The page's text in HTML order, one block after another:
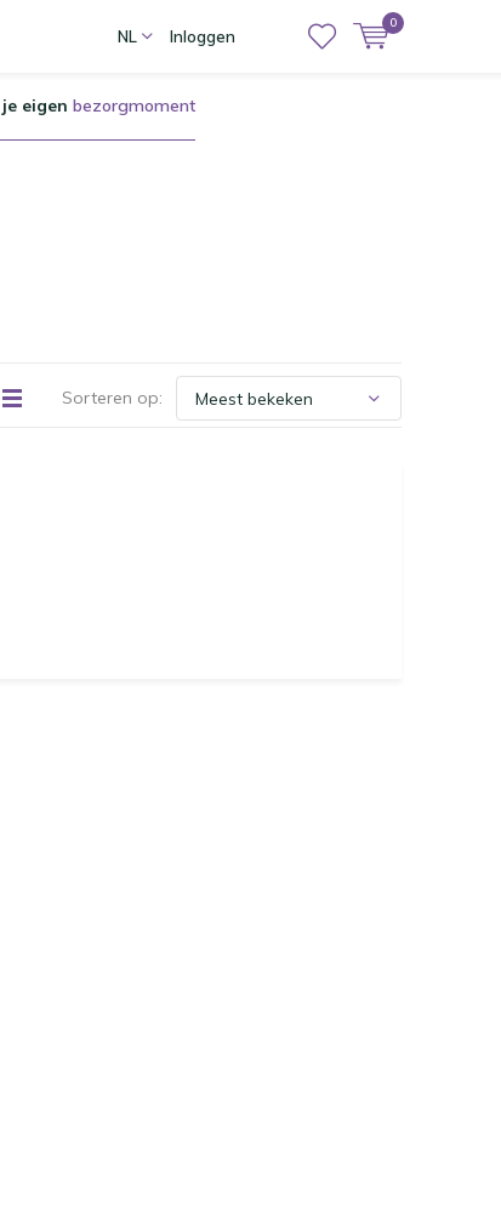
NL Inloggen
0
je eigen bezorgmoment
Sorteren op: